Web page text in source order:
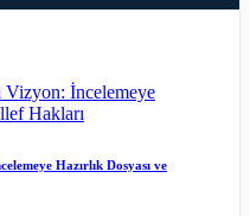
Hazırlık Dosyası ve